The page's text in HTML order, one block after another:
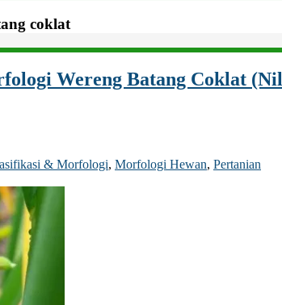
coklat
Wereng Batang Coklat
& Morfologi, Morfologi Hewan, Pertanian